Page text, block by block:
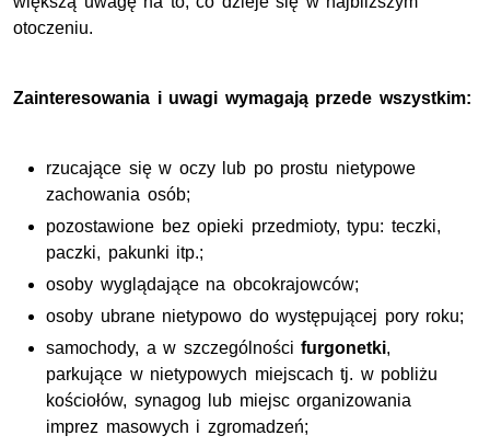
otoczeniu.
Zainteresowania i uwagi wymagają przede wszystkim:
rzucające się w oczy lub po prostu nietypowe
zachowania osób;
pozostawione bez opieki przedmioty, typu: teczki,
paczki, pakunki itp.;
osoby wyglądające na obcokrajowców;
osoby ubrane nietypowo do występującej pory roku;
samochody, a w szczególnościfurgonetki,
parkujące w nietypowych miejscach tj. w pobliżu
kościołów, synagog lub miejsc organizowania
imprez masowych i zgromadzeń;